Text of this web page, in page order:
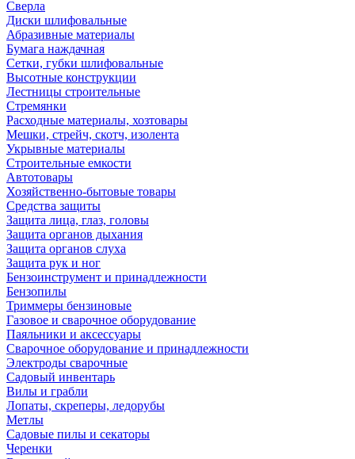
Сверла
Диски шлифовальные
Абразивные материалы
Бумага наждачная
Сетки, губки шлифовальные
Высотные конструкции
Лестницы строительные
Стремянки
Расходные материалы, хозтовары
Мешки, стрейч, скотч, изолента
Укрывные материалы
Строительные емкости
Автотовары
Хозяйственно-бытовые товары
Средства защиты
Защита лица, глаз, головы
Защита органов дыхания
Защита органов слуха
Защита рук и ног
Бензоинструмент и принадлежности
Бензопилы
Триммеры бензиновые
Газовое и сварочное оборудование
Паяльники и аксессуары
Сварочное оборудование и принадлежности
Электроды сварочные
Садовый инвентарь
Вилы и грабли
Лопаты, скреперы, ледорубы
Метлы
Садовые пилы и секаторы
Черенки